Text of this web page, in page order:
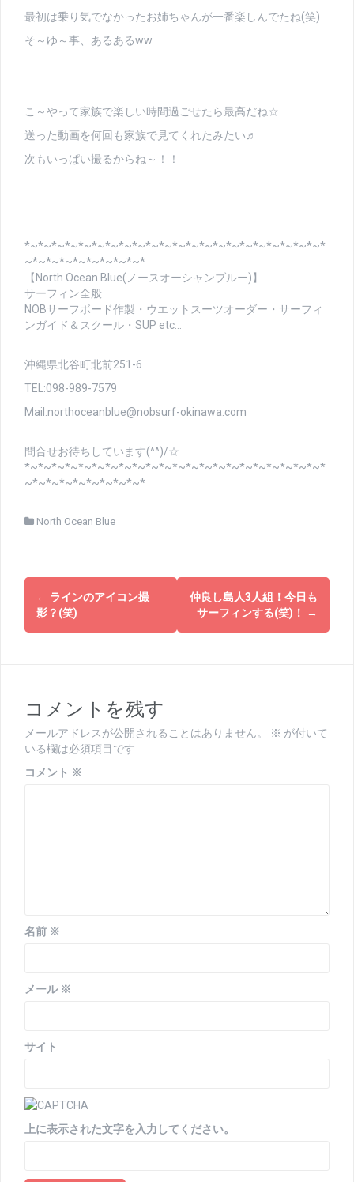
最初は乗り気でなかったお姉ちゃんが一番楽しんでたね(笑)
そ～ゆ～事、あるあるww
こ～やって家族で楽しい時間過ごせたら最高だね☆
送った動画を何回も家族で見てくれたみたい♬
次もいっぱい撮るからね～！！
*~*~*~*~*~*~*~*~*~*~*~*~*~*~*~*~*~*~*~*~*~*~*
~*~*~*~*~*~*~*~*~*
【North Ocean Blue(ノースオーシャンブルー)】
サーフィン全般
NOBサーフボード作製・ウエットスーツオーダー・サーフィ
ンガイド＆スクール・SUP etc…
沖縄県北谷町北前251-6
TEL:098-989-7579
Mail:northoceanblue@nobsurf-okinawa.com
問合せお待ちしています(^^)/☆
*~*~*~*~*~*~*~*~*~*~*~*~*~*~*~*~*~*~*~*~*~*~*
~*~*~*~*~*~*~*~*~*
North Ocean Blue
投
稿
ナ
ゲ
ー
シ
ョ
← ラインのアイコン撮
影？(笑)
仲良し島人3人組！今日も
サーフィンする(笑)！
→
コメントを残す
メールアドレスが公開されることはありません。 ※ が付いて
いる欄は必須項目です
コメント ※
名前 ※
メール ※
サイト
上に表示された文字を入力してください。